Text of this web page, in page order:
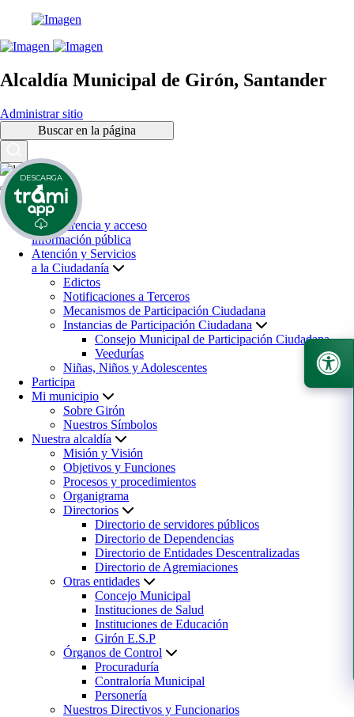
Alcaldía Municipal de Girón, Santander
Administrar sitio
Buscar en la página
Inicio
Transparencia y acceso
información pública
Atención y Servicios
a la Ciudadanía
Edictos
Notificaciones a Terceros
Mecanismos de Participación Ciudadana
Instancias de Participación Ciudadana
Consejo Municipal de Participación Ciudadana
Veedurías
Niñas, Niños y Adolescentes
Participa
Mi municipio
Sobre Girón
Nuestros Símbolos
Nuestra alcaldía
Misión y Visión
Objetivos y Funciones
Procesos y procedimientos
Organigrama
Directorios
Directorio de servidores públicos
Directorio de Dependencias
Directorio de Entidades Descentralizadas
Directorio de Agremiaciones
Otras entidades
Concejo Municipal
Instituciones de Salud
Instituciones de Educación
Girón E.S.P
Órganos de Control
Procuraduría
Contraloría Municipal
Personería
Nuestros Directivos y Funcionarios
DESCARGA